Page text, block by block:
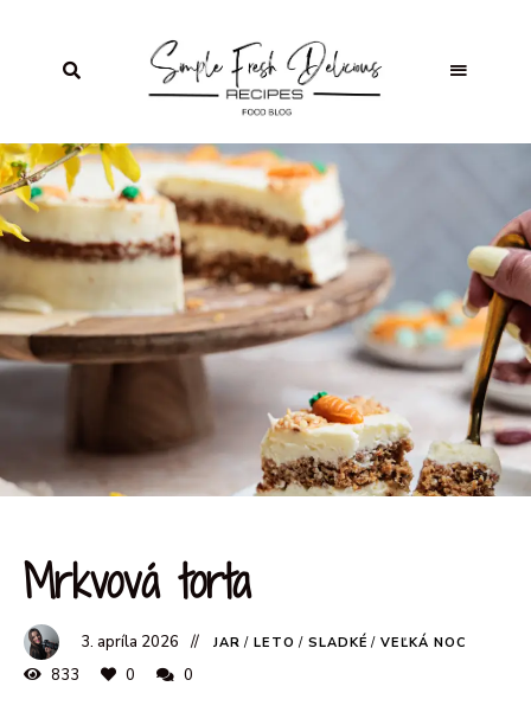
Mrkvová torta
3. apríla 2026 JAR / LETO / SLADKÉ / VEĽKÁ NOC
833 0 0